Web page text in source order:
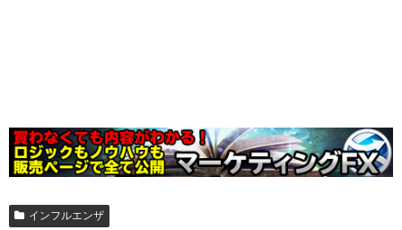
インフルエンザ